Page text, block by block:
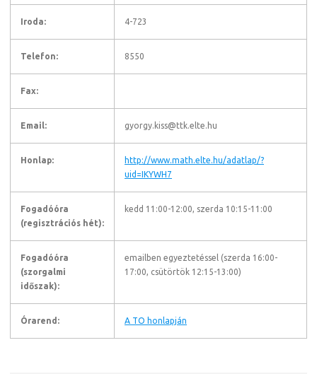
Iroda: 4-723
Telefon: 8550
Fax:
Email: gyorgy.kiss@ttk.elte.hu
Honlap:
http://www.math.elte.hu/adatlap/?
uid=IKYWH7
Fogadóóra
(regisztrációs hét):
kedd 11:00-12:00, szerda 10:15-11:00
Fogadóóra
(szorgalmi
időszak):
emailben egyeztetéssel (szerda 16:00-
17:00, csütörtök 12:15-13:00)
Órarend: A TO honlapján